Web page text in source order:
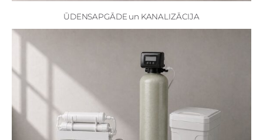
ŪDENSAPGĀDE un KANALIZĀCIJA